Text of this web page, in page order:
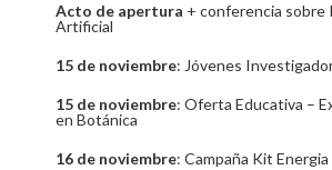
Acto de apertura + conferencia sobre
Artificial
15 de noviembre: Jóvenes
15 de noviembre: Oferta Educativa –
en Botánica
16 de noviembre: Campaña Kit